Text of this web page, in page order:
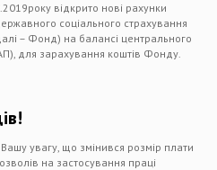
відкрито нові рахунки
соціального страхування
– Фонд) на балансі центрального
для зарахування коштів Фонду.
увагу, що змінився розмір плати
на застосування праці